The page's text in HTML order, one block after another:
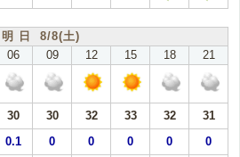
明 日 8/8(土)
06 09 12 15 18 21
30 30 32 33 32
31
0.1 0 0 0 0 0